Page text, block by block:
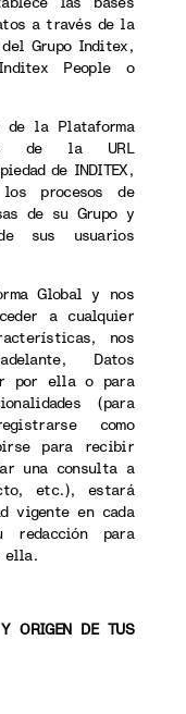
a través de la
Grupo Inditex,
People o
la Plataforma
de la URL
de INDITEX,
procesos de
de su Grupo y
sus usuarios
Global y nos
a cualquier
nos
Datos
por ella o para
(para
como
para recibir
una consulta a
etc.), estará
vigente en cada
redacción para
ella.
DE TUS